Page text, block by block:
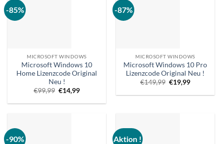
-85%
MICROSOFT WINDOWS
Microsoft Windows 10
Home Lizenzcode Original
Neu !
€99,99 Ursprünglicher
Preis
war:
€14,99Aktueller
ist:
-87%
MICROSOFT WINDOWS
Microsoft Windows 10 Pro
Lizenzcode Original Neu !
€149,99 Ursprünglicher
Preis
war:
€19,99Aktueller
ist:
-90% Aktion !